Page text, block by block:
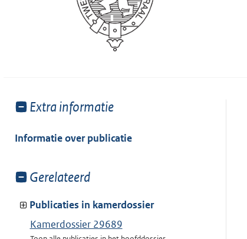
Toon
van:
Extra informatie
Informatie over publicatie
Toon
van:
Gerelateerd
Publicaties in kamerdossier
Kamerdossier 29689